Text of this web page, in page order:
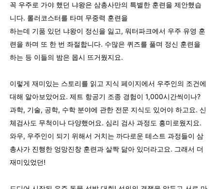
꼭 우주로 가야 했던 냐왕은 삼총사만의 특별한 훈련을 제안했습
니다. 롤러코스터를 타며 무중력 훈련을
하는데 기품 있던 냐왕이 정신을 잃고, 워터파크에서 우주 유영 훈
련을 하며 또 한 번 좌절합니다. 수많은 퀴즈를 풀며 정신 훈련을
하는 등 이들의 밤은 몹시 뜨거웠지요.
이렇게 재미있는 스토리를 읽고 지식 페이지에서 우주인의 조건에
대해 알아보았어요. 제트 항공기 조종 경험이 1,000시간씩이나?
과학, 기술, 공학, 수학 분야에 관한 전문 지식도 있어야 하고요. 신
체검사도 무척이나 다양했어요. 심리 검사 과정도 흥미로웠지요.
와우, 우주인이 되기 위해서 거치는 까다로운 테스트 과정들이 삼
총사가 진행한 엉망진창 훈련과 살짝 닮아 있더라고요. 그래서 더
재미있었던!